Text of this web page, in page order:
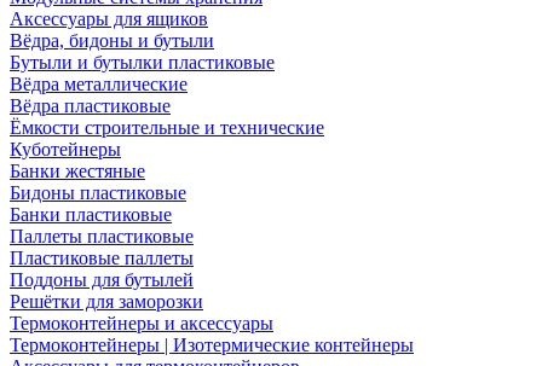
Аксессуары для ящиков
Вёдра, бидоны и бутыли
Бутыли и бутылки пластиковые
Вёдра металлические
Вёдра пластиковые
Ёмкости строительные и технические
Куботейнеры
Банки жестяные
Бидоны пластиковые
Банки пластиковые
Паллеты пластиковые
Пластиковые паллеты
Поддоны для бутылей
Решётки для заморозки
Термоконтейнеры и аксессуары
Термоконтейнеры | Изотермические контейнеры